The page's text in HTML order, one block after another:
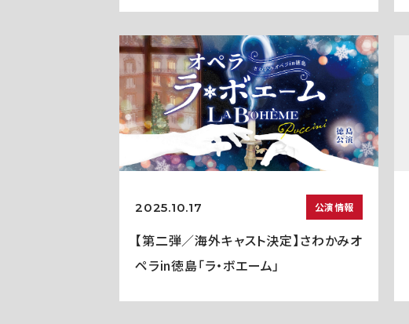
2025.10.17 公演情報
【第二弾／海外キャスト決定】さわかみオ
ペラin徳島「ラ・ボエーム」